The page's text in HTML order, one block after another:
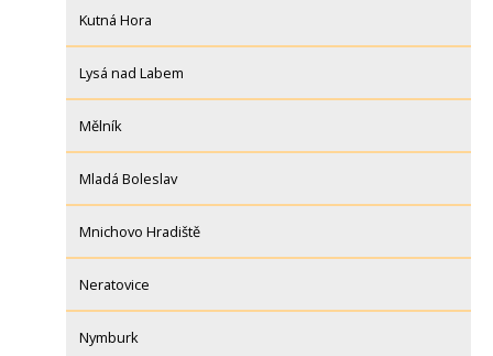
Kutná Hora
Lysá nad Labem
Mělník
Mladá Boleslav
Mnichovo Hradiště
Neratovice
Nymburk